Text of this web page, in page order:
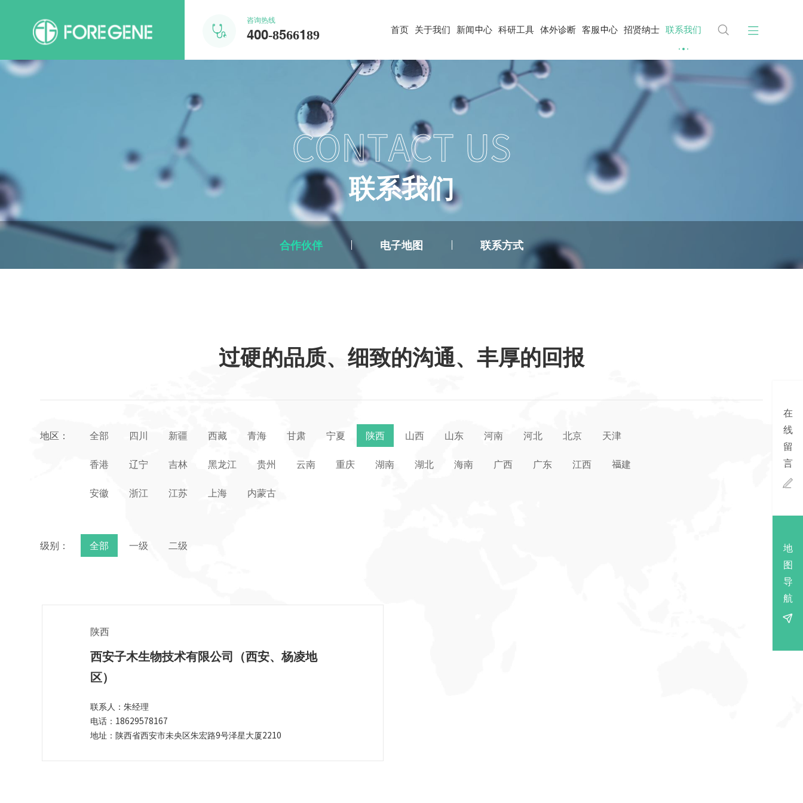

咨询热线
400-8566189 首页 关于我们 新闻中心 科研工具 体外诊断 客服中心 招贤纳士 联系我们  
在
线
留
言

地
图
导
航

CONTACT US
联系我们
合作伙伴 电子地图 联系方式
过硬的品质、细致的沟通、丰厚的回报
地区： 全部 四川 新疆 西藏 青海 甘肃 宁夏 陕西 山西 山东 河南 河北 北京 天津
香港 辽宁 吉林 黑龙江 贵州 云南 重庆 湖南 湖北 海南 广西 广东 江西 福建
安徽 浙江 江苏 上海 内蒙古
级别： 全部 一级 二级
陕西
西安子木生物技术有限公司（西安、杨凌地
区）
联系人：朱经理
电话：18629578167
地址：陕西省西安市未央区朱宏路9号泽星大厦2210